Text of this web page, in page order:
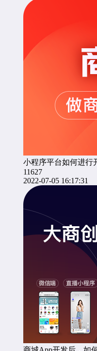
小程序平台如何进行
11627
2022-07-05 16:17:31